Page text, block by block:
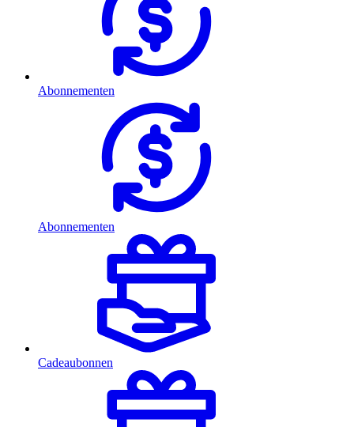
Abonnementen
Abonnementen
Cadeaubonnen